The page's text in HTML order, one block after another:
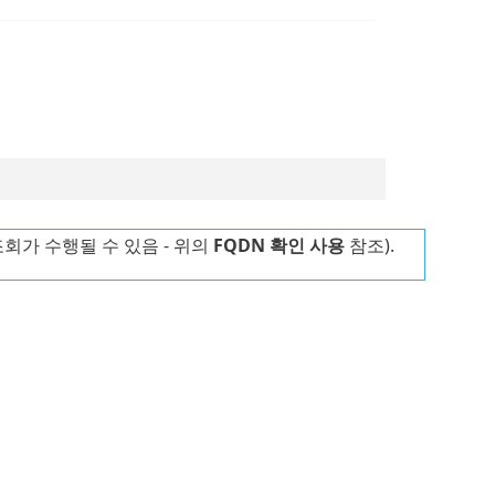
가 수행될 수 있음 - 위의 FQDN 확인 사용참조).